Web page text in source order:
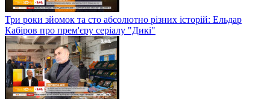
Три роки зйомок та сто абсолютно різних історій: Ельдар
Кабіров про прем'єру серіалу "Дикі"